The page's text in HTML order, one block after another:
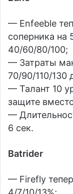
— Enfeeble
соперника на
40/60/80/100;
— Затраты
70/90/110/130
— Талант 10
защите
—
6 сек.
Batrider
— Firefly